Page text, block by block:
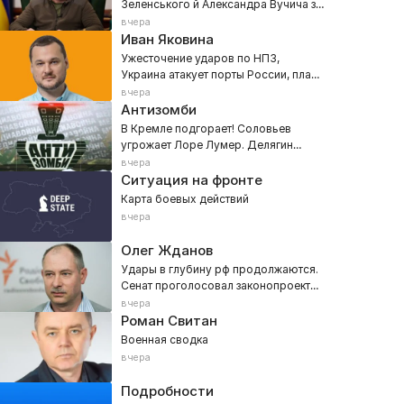
Зеленського й Александра Вучича з
медіа
вчера
Иван Яковина
Ужесточение ударов по НПЗ,
Украина атакует порты России, план
новой мобилизации — 800 тысяч
вчера
Антизомби
В Кремле подгорает! Соловьев
угрожает Лоре Лумер. Делягин
признал провал ПВО РФ
вчера
Ситуация на фронте
Карта боевых действий
вчера
Олег Жданов
Удары в глубину рф продолжаются.
Сенат проголосовал законопроект
про «адские санкции»
вчера
Роман Свитан
Военная сводка
вчера
Подробности